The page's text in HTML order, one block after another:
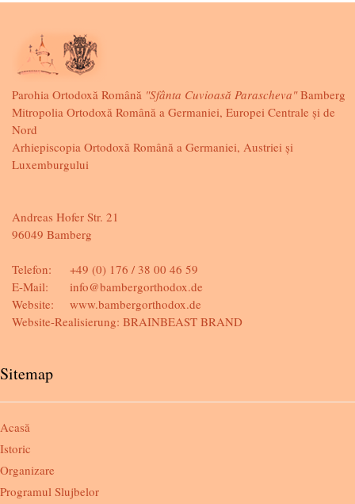
Parohia Ortodoxă Română "Sfânta Cuvioasă Parascheva"Bamberg
Mitropolia Ortodoxă Română a Germaniei, Europei Centrale și de
Nord
Arhiepiscopia Ortodoxă Română a Germaniei, Austriei și
Luxemburgului
Andreas Hofer Str. 21
96049 Bamberg
Telefon:
E-Mail:
Website:
+49 (0) 176 / 38 00 46 59
info@bambergorthodox.de
www.bambergorthodox.de
Website-Realisierung: BRAINBEAST BRAND
Sitemap
Acasă
Istoric
Organizare
Programul Slujbelor